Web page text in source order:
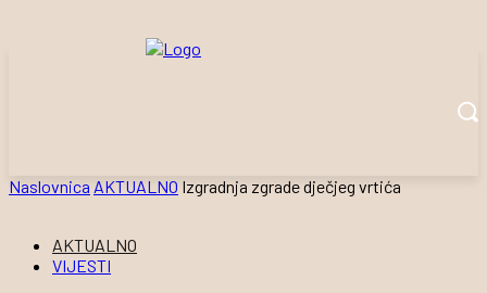
Naslovnica AKTUALNO Izgradnja zgrade dječjeg vrtića
AKTUALNO
VIJESTI